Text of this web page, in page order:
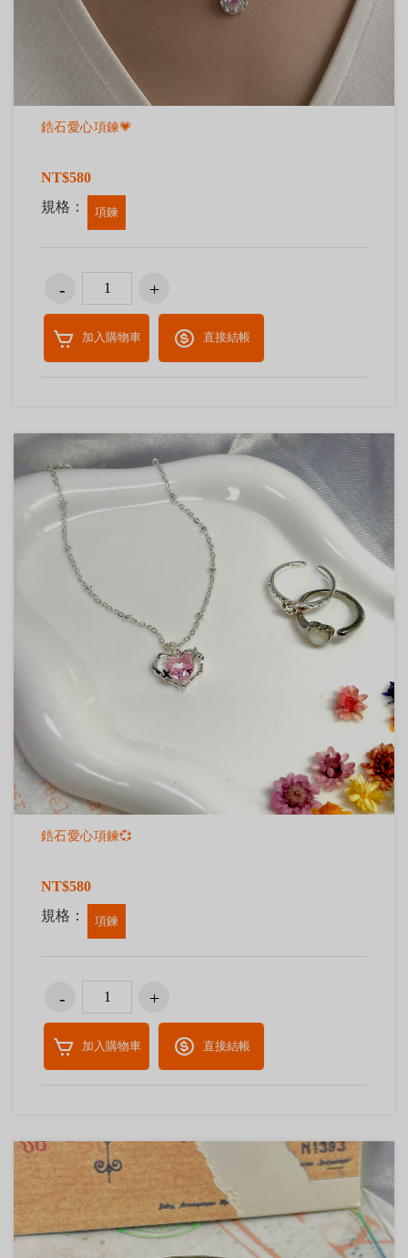
鋯石愛心項鍊💗
NT$580
規格：
項鍊
加入購物車 直接結帳
鋯石愛心項鍊💞
NT$580
規格：
項鍊
加入購物車 直接結帳